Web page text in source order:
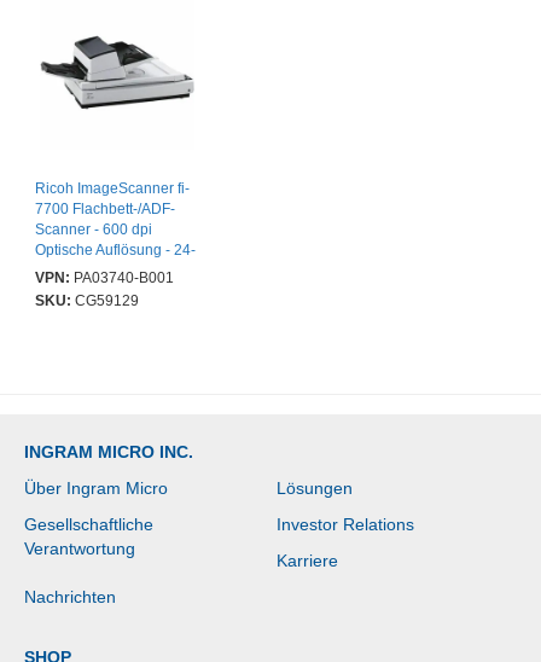
Ricoh ImageScanner fi-
7700 Flachbett-/ADF-
Scanner - 600 dpi
Optische Auflösung - 24-
bit Farbtiefe - 8-bit
Graustufen - USB
VPN: PA03740-B001
SKU: CG59129
INGRAM MICRO INC.
Über Ingram Micro
Lösungen
Gesellschaftliche
Verantwortung
Investor Relations
Karriere
Nachrichten
SHOP